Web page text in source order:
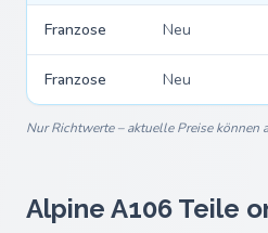
Franzose Neu
Franzose Neu
Nur Richtwerte – aktuelle Preise können
Alpine A106 Teile